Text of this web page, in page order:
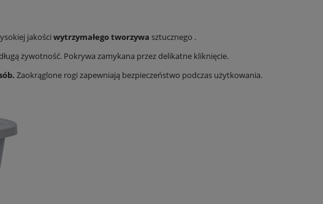
zł
w szafie
14,58 zł
Najniższa cena:14,58 zł
jakości wytrzymałego tworzywa sztucznego .
żywotność. Pokrywa zamykana przez delikatne kliknięcie.
Zaokrąglone rogi zapewniają bezpieczeństwo podczas użytkowania.